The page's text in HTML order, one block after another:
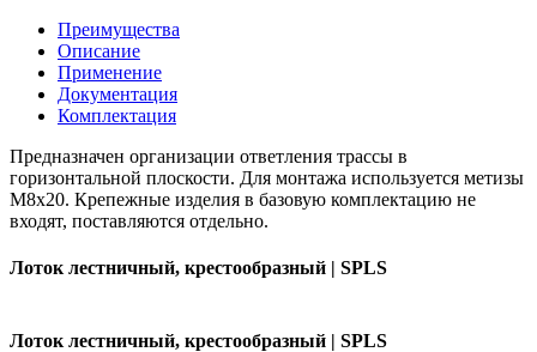
Преимущества
Описание
Применение
Документация
Комплектация
Предназначен организации ответления трассы в
горизонтальной плоскости. Для монтажа используется метизы
М8х20. Крепежные изделия в базовую комплектацию не
входят, поставляются отдельно.
Лоток лестничный, крестообразный | SPLS
Лоток лестничный, крестообразный | SPLS